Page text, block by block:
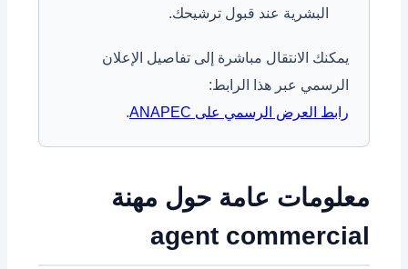
البشرية عند قبول ترشيحك.
يمكنك الانتقال مباشرة إلى تفاصيل الإعلان
الرسمي عبر هذا الرابط:
رابط العرض الرسمي على ANAPEC
.
معلومات عامة حول مهنة
agent commercial